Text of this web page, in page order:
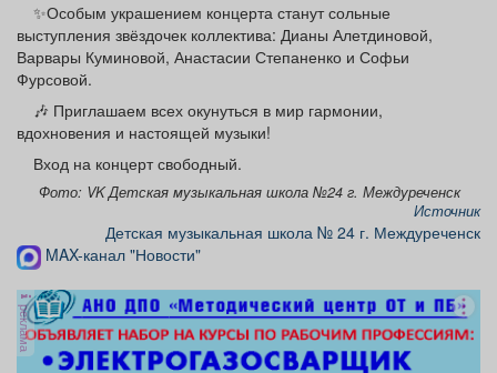
✨Особым украшением концерта станут сольные
выступления звёздочек коллектива: Дианы Алетдиновой,
Варвары Куминовой, Анастасии Степаненко и Софьи
Фурсовой.
🎶 Приглашаем всех окунуться в мир гармонии,
вдохновения и настоящей музыки!
Вход на концерт свободный.
Фото: VK Детская музыкальная школа №24 г. Междуреченск
Источник
Детская музыкальная школа № 24 г. Междуреченск
MAX-канал "Новости"
реклама